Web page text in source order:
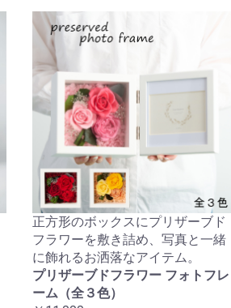
正方形のボックスにプリザーブド
フラワーを敷き詰め、写真と一緒
に飾れるお洒落なアイテム。
プリザーブドフラワー フォトフレ
ーム（全３色）